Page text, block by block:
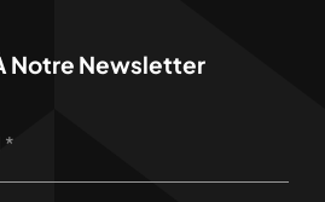
Notre Newsletter